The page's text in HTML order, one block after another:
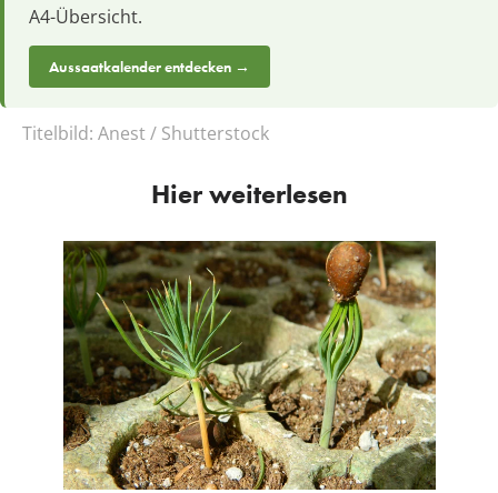
A4-Übersicht.
Aussaatkalender entdecken →
Titelbild: Anest / Shutterstock
Hier weiterlesen